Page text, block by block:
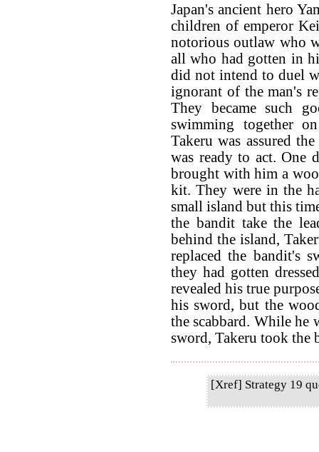
Japan's ancient hero
children of emperor
notorious outlaw who
all who had gotten in
did not intend to duel
ignorant of the man's
They became such
swimming together
Takeru was assured
was ready to act. One
brought with him a
kit. They were in the
small island but this
the bandit take the
behind the island,
replaced the bandit's
they had gotten
revealed his true
his sword, but the
the scabbard. While he
sword, Takeru took the
[Xref] Strategy 19